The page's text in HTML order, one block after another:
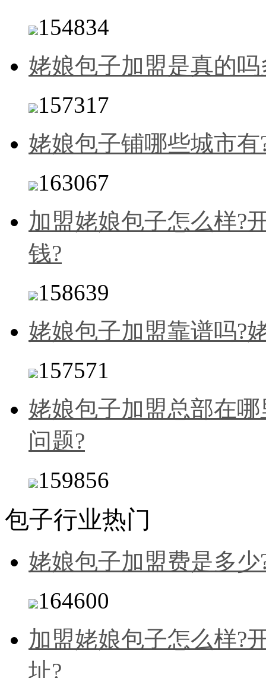
154834
姥娘包子加盟是真的
157317
姥娘包子铺哪些城市
163067
加盟姥娘包子怎么样?
钱?
158639
姥娘包子加盟靠谱吗?
157571
姥娘包子加盟总部在
问题?
159856
包子行业热门
姥娘包子加盟费是多
164600
加盟姥娘包子怎么样?
址?